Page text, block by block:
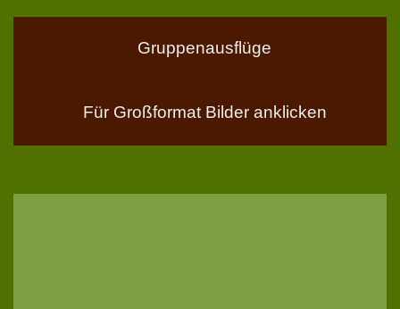
Gruppenausflüge
Für Großformat Bilder anklicken